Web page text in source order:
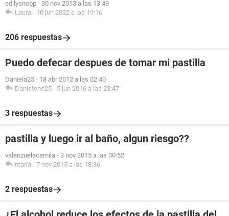
edilysnoop - 30 nov 2013 a las 13:49
Laura - 10 jun 2022 a las 19:16
206 respuestas
Puedo defecar despues de tomar mi pastilla
Daniela25 - 18 abr 2012 a las 02:40
Danistone25 - 5 jun 2016 a las 23:47
3 respuestas
pastilla y luego ir al baño, algun riesgo??
valenzuelacamila - 3 nov 2015 a las 00:52
maria - 7 nov 2015 a las 18:36
2 respuestas